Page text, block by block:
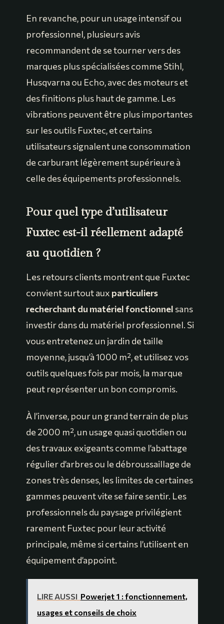
En revanche, pour un usage intensif ou
professionnel, plusieurs avis
recommandent de se tourner vers des
marques plus spécialisées comme Stihl,
Husqvarna ou Echo, avec des moteurs et
des finitions plus haut de gamme. Les
vibrations peuvent être plus importantes
sur les outils Fuxtec, et certains
utilisateurs signalent une consommation
de carburant légèrement supérieure à
celle des équipements professionnels.
Pour quel type d’utilisateur
Fuxtec est-il réellement adapté
au quotidien ?
Les retours clients montrent que Fuxtec
convient surtout aux particuliers
recherchant du matériel fonctionnel sans
investir dans du matériel professionnel. Si
vous entretenez un jardin de taille
moyenne, jusqu’à 1000 m², et utilisez vos
outils quelques fois par mois, la marque
peut représenter un bon compromis.
À l’inverse, pour un grand terrain de plus
de 2000 m², un usage quasi quotidien ou
des travaux exigeants comme l’abattage
régulier d’arbres ou le débroussaillage de
zones très denses, les limites de certaines
gammes peuvent vite se faire sentir. Les
professionnels du paysage privilégient
rarement Fuxtec pour leur activité
principale, même si certains l’utilisent en
équipement d’appoint.
LIRE AUSSI Powerjet 1 : fonctionnement,
usages et conseils de choix